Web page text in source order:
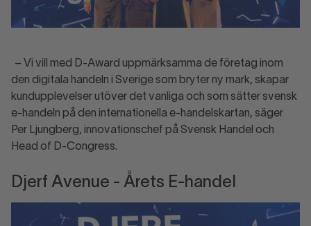
– Vi vill med D-Award uppmärksamma de företag inom
den digitala handeln i Sverige som bryter ny mark, skapar
kundupplevelser utöver det vanliga och som sätter svensk
e-handeln på den internationella e-handelskartan, säger
Per Ljungberg, innovationschef på Svensk Handel och
Head of D-Congress.
Djerf Avenue - Årets E-handel